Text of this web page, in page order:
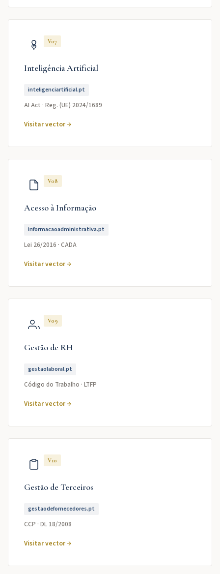
V07
Inteligência Artificial
inteligenciartificial.pt
AI Act · Reg. (UE) 2024/1689
Visitar vector
V08
Acesso à Informação
informacaoadministrativa.pt
Lei 26/2016 · CADA
Visitar vector
V09
Gestão de RH
gestaolaboral.pt
Código do Trabalho · LTFP
Visitar vector
V10
Gestão de Terceiros
gestaodefornecedores.pt
CCP · DL 18/2008
Visitar vector